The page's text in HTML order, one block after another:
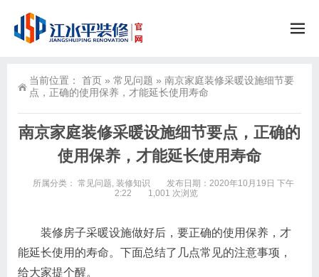
当前位置： 首页 » 常见问题 » 南京家庭装修采暖设施细节要
点，正确的使用保养，才能延长使用寿命
南京家庭装修采暖设施细节要点，正确的
使用保养，才能延长使用寿命
所属分类： 常见问题, 装修知识
发布日期：2020年10月19日 下午
2:22
1,001 次浏览
装修房子采暖设施做好后，要正确的使用保养，才
能延长使用的寿命。下面总结了几点常见的注意事项，
给大家提个醒。